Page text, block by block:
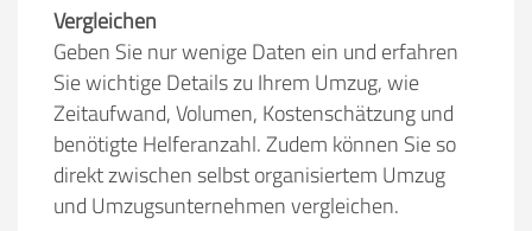
Vergleichen
Geben Sie nur wenige Daten ein und erfahren
Sie wichtige Details zu Ihrem Umzug, wie
Zeitaufwand, Volumen, Kostenschätzung und
benötigte Helferanzahl. Zudem können Sie so
direkt zwischen selbst organisiertem Umzug
und Umzugsunternehmen vergleichen.